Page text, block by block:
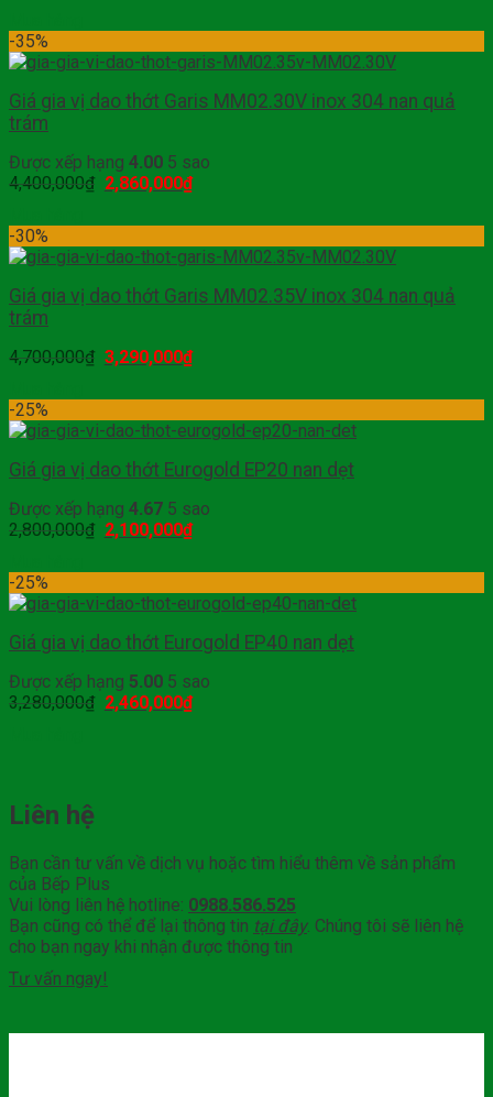
-35%
Giá gia vị dao thớt Garis MM02.30V inox 304 nan quả
trám
Được xếp hạng 4.00 5 sao
4,400,000₫ 2,860,000₫
-30%
Giá gia vị dao thớt Garis MM02.35V inox 304 nan quả
trám
4,700,000₫ 3,290,000₫
-25%
Giá gia vị dao thớt Eurogold EP20 nan dẹt
Được xếp hạng 4.67 5 sao
2,800,000₫ 2,100,000₫
-25%
Giá gia vị dao thớt Eurogold EP40 nan dẹt
Được xếp hạng 5.00 5 sao
3,280,000₫ 2,460,000₫
Liên hệ
Bạn cần tư vấn về dịch vụ hoặc tìm hiểu thêm về sản phẩm
của Bếp Plus
Vui lòng liên hệ hotline: 0988.586.525
Bạn cũng có thể để lại thông tin tại đây. Chúng tôi sẽ liên hệ
cho bạn ngay khi nhận được thông tin
Tư vấn ngay!